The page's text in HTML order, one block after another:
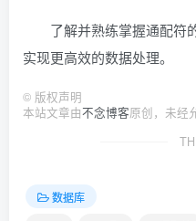
了解并熟练掌握通配符
实现更高效的数据处理。
© 版权声明
本站文章由不念博客原创，未经
数据库